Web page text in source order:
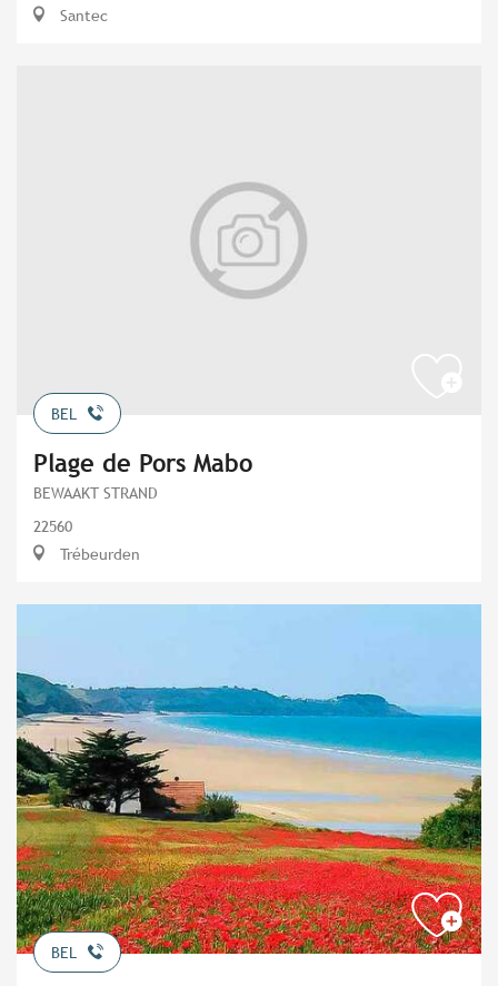
Santec
BEL
Plage de Pors Mabo
BEWAAKT STRAND
22560
Trébeurden
BEL